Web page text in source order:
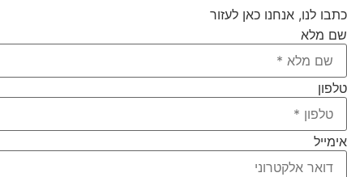
כתבו לנו, אנחנו כאן לעזור
שם מלא
טלפון
אימייל